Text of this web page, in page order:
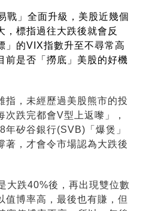
戰」全面升級，美股近幾個
，標指過往大跌後就會反
」的VIX指數升至不尋常高
前是否「撈底」美股的好機
指，未經歷過美股熊市的投
跌完都會V型上返嚟」，
矽谷銀行(SVB)「爆煲」
著，才會令市場認為大跌後
大跌40%後，再出現雙位數
值博率高，最後也有賺，但